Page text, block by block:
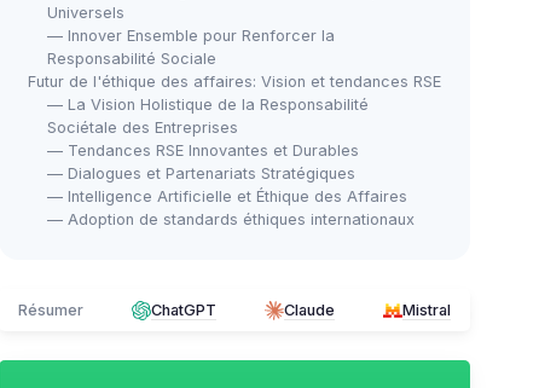
Universels
— Innover Ensemble pour Renforcer la
Responsabilité Sociale
Futur de l'éthique des affaires: Vision et tendances RSE
— La Vision Holistique de la Responsabilité
Sociétale des Entreprises
— Tendances RSE Innovantes et Durables
— Dialogues et Partenariats Stratégiques
— Intelligence Artificielle et Éthique des Affaires
— Adoption de standards éthiques internationaux
Résumer ChatGPT Claude Mistral